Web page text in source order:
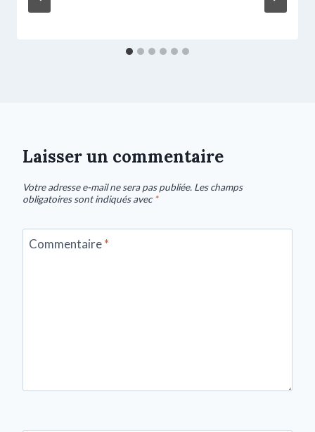
Laisser un commentaire
Votre adresse e-mail ne sera pas publiée. Les champs
obligatoires sont indiqués avec*
Commentaire*